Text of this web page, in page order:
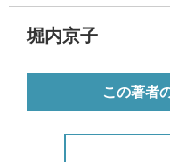
堀内京子
この著者